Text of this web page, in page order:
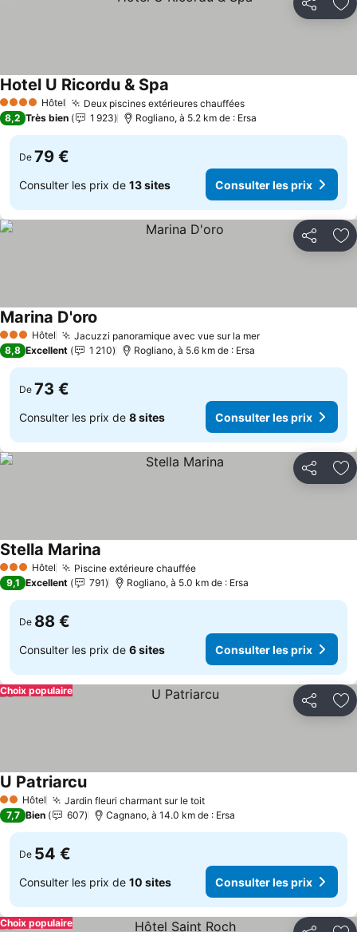
Partager
4 Étoiles Hôtel Deux piscines extérieures chauffées
Hotel U Ricordu & Spa
8,2 Très bien 1 923 Rogliano, à 5.2 km de : Ersa
De 79 €
Consulter les prix de 13 sites Consulter les prix
Partager
3 ÉtoilesHôtel Jacuzzi panoramique avec vue sur la mer
Marina D'oro
8,8 Excellent 1 210 Rogliano, à 5.6 km de : Ersa
De 73 €
Consulter les prix de 8 sites Consulter les prix
Partager
3 ÉtoilesHôtel Piscine extérieure chauffée
Stella Marina
9,1 Excellent 791 Rogliano, à 5.0 km de : Ersa
De 88 €
Consulter les prix de 6 sites Consulter les prix
Partager
Choix populaire
2 Étoiles
Hôtel Jardin fleuri charmant sur le toit
U Patriarcu
7,7 Bien 607 Cagnano, à 14.0 km de : Ersa
De 54 €
Consulter les prix de 10 sites Consulter les prix
Choix populaire